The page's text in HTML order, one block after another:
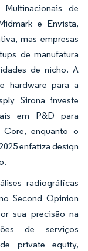
de
e Envista,
mas empresas
de manufatura
de nicho. A
hardware para a
Sirona investe
em P&D para
enquanto o
enfatiza design
radiográficas
Second Opinion
sua precisão na
de serviços
private equity,